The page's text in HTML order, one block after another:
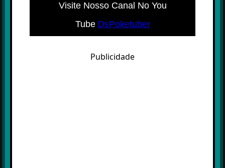
Visite Nosso Canal No You
Tube DsPoketuber
Publicidade